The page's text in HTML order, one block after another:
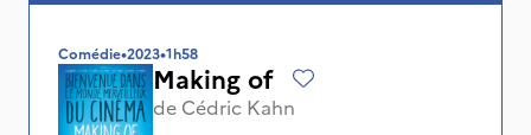
Comédie•2023•1h58
Making of
de Cédric Kahn